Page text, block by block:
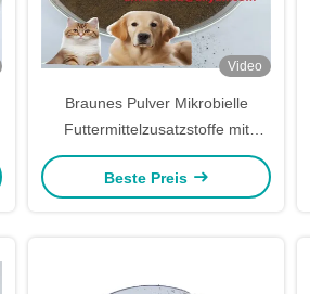
Video
Braunes Pulver Mikrobielle
Futtermittelzusatzstoffe mit
rohem Protein 70% in der
Futtermittelversorgung von
Beste Preis